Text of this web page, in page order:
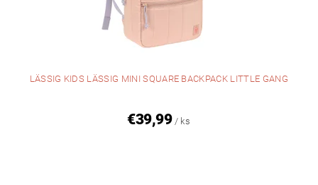
LÄSSIG KIDS LÄSSIG MINI SQUARE BACKPACK LITTLE GANG
€39,99 / ks